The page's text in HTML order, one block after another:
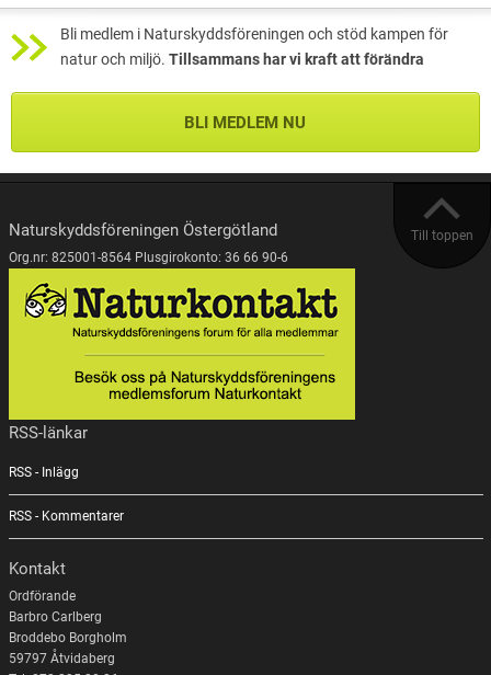
Bli medlem i Naturskyddsföreningen och stöd kampen för
natur och miljö. Tillsammans har vi kraft att förändra
BLI MEDLEM NU
Till toppen
Naturskyddsföreningen Östergötland
Org.nr: 825001-8564 Plusgirokonto: 36 66 90-6
RSS-länkar
RSS - Inlägg
RSS - Kommentarer
Kontakt
Ordförande
Barbro Carlberg
Broddebo Borgholm
59797 Åtvidaberg